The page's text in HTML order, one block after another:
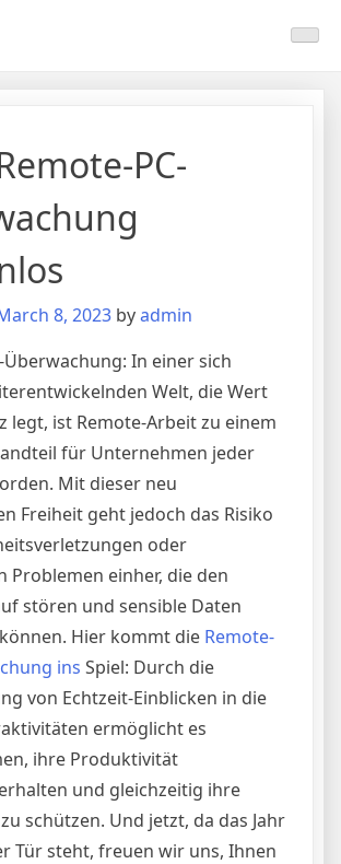
PC-
8, 2023 byadmin
Überwachung: In einer sich
Welt, die Wert
legt, ist Remote-Arbeit zu einem
für Unternehmen jeder
Mit dieser neu
Freiheit geht jedoch das Risiko
oder
Problemen einher, die den
stören und sensible Daten
Hier kommt die Remote-
ins Spiel: Durch die
von Echtzeit-Einblicken in die
ermöglicht es
ihre Produktivität
und gleichzeitig ihre
schützen. Und jetzt, da das Jahr
Tür steht, freuen wir uns, Ihnen